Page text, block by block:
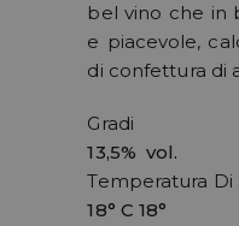
bel vino che in
e piacevole,
di confettura di
Gradi
13,5% vol.
Temperatura Di
18° C 18°